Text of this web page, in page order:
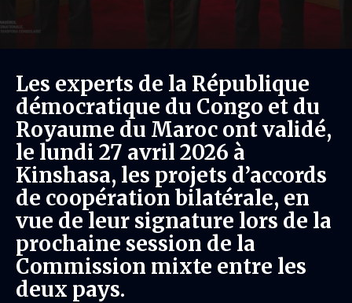
Les experts de la République
démocratique du Congo et du
Royaume du Maroc ont validé,
le lundi 27 avril 2026 à
Kinshasa, les projets d’accords
de coopération bilatérale, en
vue de leur signature lors de la
prochaine session de la
Commission mixte entre les
deux pays.